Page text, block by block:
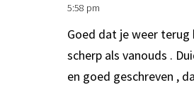
5:58 pm
Goed dat je weer terug
scherp als vanouds .
en goed geschreven ,